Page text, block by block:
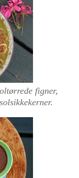
figner,